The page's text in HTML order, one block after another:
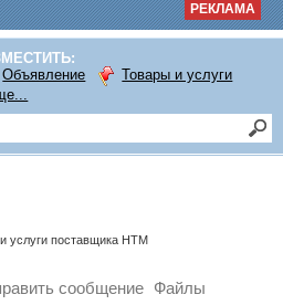
РЕКЛАМА
Объявление
Товары и услуги
услуги поставщика НТМ
сообщение Файлы